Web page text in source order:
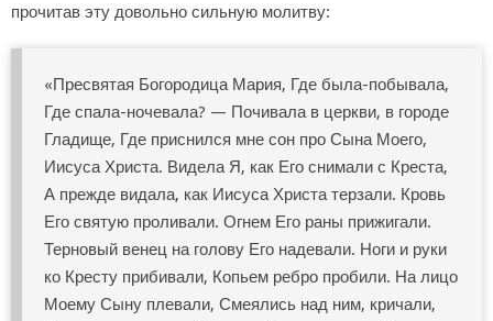
прочитав эту довольно сильную молитву:
«Пресвятая Богородица Мария, Где была-побывала,
Где спала-ночевала? — Почивала в церкви, в городе
Гладище, Где приснился мне сон про Сына Моего,
Иисуса Христа. Видела Я, как Его снимали с Креста,
А прежде видала, как Иисуса Христа терзали. Кровь
Его святую проливали. Огнем Его раны прижигали.
Терновый венец на голову Его надевали. Ноги и руки
ко Кресту прибивали, Копьем ребро пробили. На лицо
Моему Сыну плевали, Смеялись над ним, кричали,